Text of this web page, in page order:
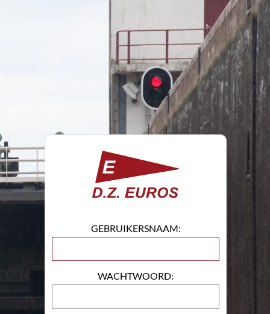
GEBRUIKERSNAAM:
WACHTWOORD: